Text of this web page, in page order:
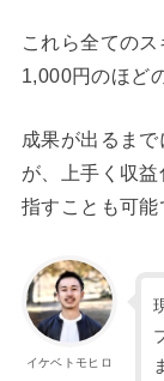
これら全ての
1,000円のほど
成果が出るま
が、上手く収
指すことも可能
イケベトモヒロ